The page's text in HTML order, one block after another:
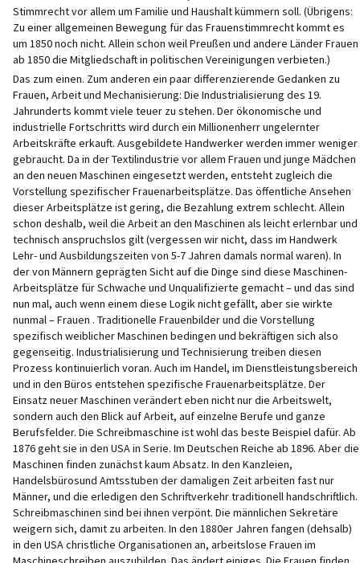
Stimmrecht vor allem um Familie und Haushalt kümmern soll. (Übrigens:
Zu einer allgemeinen Bewegung für das Frauenstimmrecht kommt es
um 1850 noch nicht. Allein schon weil Preußen und andere Länder Frauen
ab 1850 die Mitgliedschaft in politischen Vereinigungen verbieten.)
Das zum einen. Zum anderen ein paar differenzierende Gedanken zu
Frauen, Arbeit und Mechanisierung: Die Industrialisierung des 19.
Jahrunderts kommt viele teuer zu stehen. Der ökonomische und
industrielle Fortschritts wird durch ein Millionenherr ungelernter
Arbeitskräfte erkauft. Ausgebildete Handwerker werden immer weniger
gebraucht. Da in der Textilindustrie vor allem Frauen und junge Mädchen
an den neuen Maschinen eingesetzt werden, entsteht zugleich die
Vorstellung spezifischer Frauenarbeitsplätze. Das öffentliche Ansehen
dieser Arbeitsplätze ist gering, die Bezahlung extrem schlecht. Allein
schon deshalb, weil die Arbeit an den Maschinen als leicht erlernbar und
technisch anspruchslos gilt (vergessen wir nicht, dass im Handwerk
Lehr- und Ausbildungszeiten von 5-7 Jahren damals normal waren). In
der von Männern geprägten Sicht auf die Dinge sind diese Maschinen-
Arbeitsplätze für Schwache und Unqualifizierte gemacht – und das sind
nun mal, auch wenn einem diese Logik nicht gefällt, aber sie wirkte
nunmal – Frauen . Traditionelle Frauenbilder und die Vorstellung
spezifisch weiblicher Maschinen bedingen und bekräftigen sich also
gegenseitig. Industrialisierung und Technisierung treiben diesen
Prozess kontinuierlich voran. Auch im Handel, im Dienstleistungsbereich
und in den Büros entstehen spezifische Frauenarbeitsplätze. Der
Einsatz neuer Maschinen verändert eben nicht nur die Arbeitswelt,
sondern auch den Blick auf Arbeit, auf einzelne Berufe und ganze
Berufsfelder. Die Schreibmaschine ist wohl das beste Beispiel dafür. Ab
1876 geht sie in den USA in Serie. Im Deutschen Reiche ab 1896. Aber die
Maschinen finden zunächst kaum Absatz. In den Kanzleien,
Handelsbürosund Amtsstuben der damaligen Zeit arbeiten fast nur
Männer, und die erledigen den Schriftverkehr traditionell handschriftlich.
Schreibmaschinen sind bei ihnen verpönt. Die männlichen Sekretäre
weigern sich, damit zu arbeiten. In den 1880er Jahren fangen (dehsalb)
in den USA christliche Organisationen an, arbeitslose Frauen im